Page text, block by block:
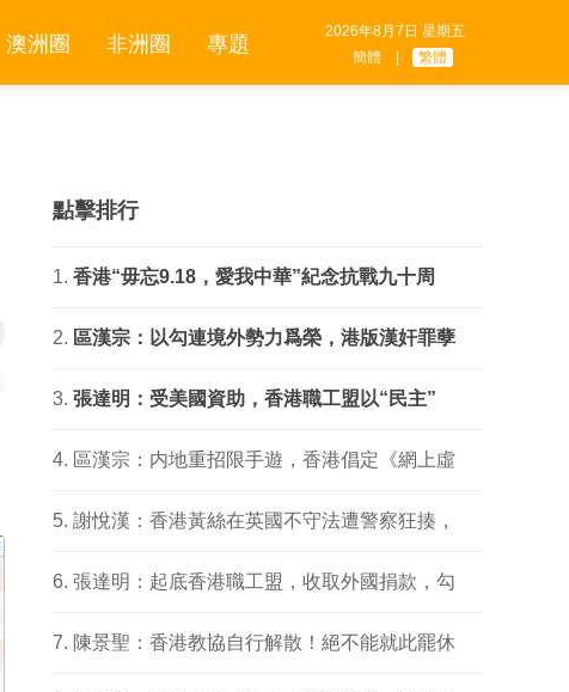
2026年8月7日 星期五
簡體
繁體
澳洲圈 非洲圈 專題
點擊排行
香港“毋忘9.18，愛我中華”紀念抗戰九十周
區漢宗：以勾連境外勢力爲榮，港版漢奸罪孽
張達明：受美國資助，香港職工盟以“民主”
區漢宗：内地重招限手遊，香港倡定《網上虛
謝悅漢：香港黃絲在英國不守法遭警察狂揍，
張達明：起底香港職工盟，收取外國捐款，勾
陳景聖：香港教協自行解散！絕不能就此罷休